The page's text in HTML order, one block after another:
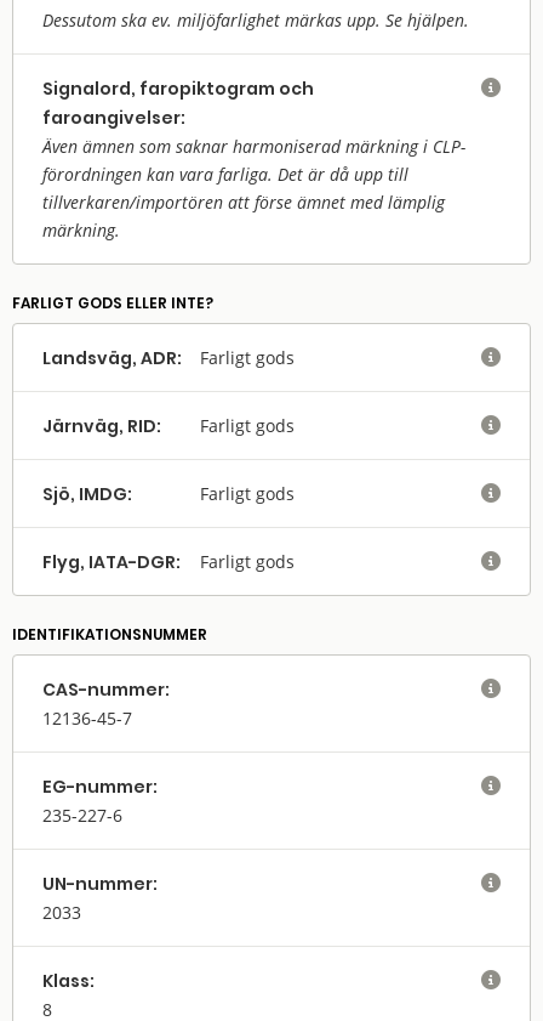
Dessutom ska ev. miljöfarlighet märkas upp. Se hjälpen.
Signalord, faropiktogram och
faroangivelser:
Även ämnen som saknar harmoniserad märkning i CLP-
förordningen kan vara farliga. Det är då upp till
tillverkaren/importören att förse ämnet med lämplig
märkning.

FARLIGT GODS ELLER INTE?
Landsväg, ADR: Farligt gods 
Järnväg, RID: Farligt gods 
Sjö, IMDG: Farligt gods 
Flyg, IATA-DGR: Farligt gods 
IDENTIFIKATIONSNUMMER
CAS-nummer:
12136-45-7

EG-nummer:
235-227-6

UN-nummer:
2033

Klass:
8
